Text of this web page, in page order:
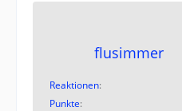
flusimmer
Reaktionen
Punkte